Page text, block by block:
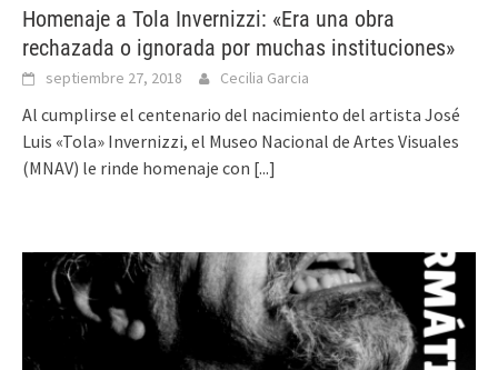
Homenaje a Tola Invernizzi: «Era una obra
rechazada o ignorada por muchas instituciones»
septiembre 27, 2018 Cecilia Garcia
Al cumplirse el centenario del nacimiento del artista José
Luis «Tola» Invernizzi, el Museo Nacional de Artes Visuales
(MNAV) le rinde homenaje con [...]